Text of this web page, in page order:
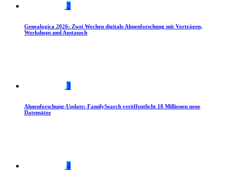
2
Genealogica 2026: Zwei Wochen digitale Ahnenforschung mit Vorträgen,
Workshops und Austausch
3
Ahnenforschung-Update: FamilySearch veröffentlicht 18 Millionen neue
Datensätze
4